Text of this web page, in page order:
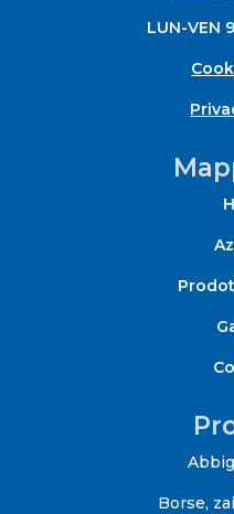
LUN-VEN
Borse,